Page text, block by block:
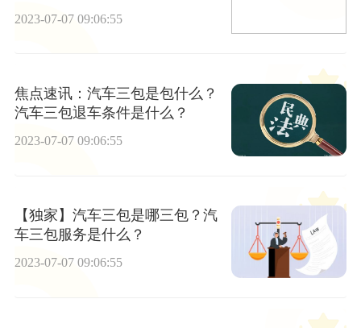
2023-07-07 09:06:55
焦点速讯：汽车三包是包什么？
汽车三包退车条件是什么？
2023-07-07 09:06:55
【独家】汽车三包是哪三包？汽
车三包服务是什么？
2023-07-07 09:06:55